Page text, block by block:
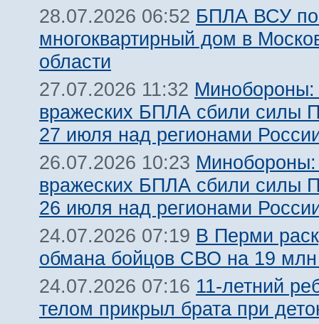
28.07.2026 06:52 БПЛА ВСУ
многоквартирный дом в
области
27.07.2026 11:32 Минобороны:
вражеских БПЛА сбили силы
27 июля над регионами
26.07.2026 10:23
вражеских БПЛА сбили силы
26 июля над регионами
24.07.2026 07:19 В Перми
обмана бойцов СВО на 19 млн
24.07.2026 07:16 11-летний
телом прикрыл брата при